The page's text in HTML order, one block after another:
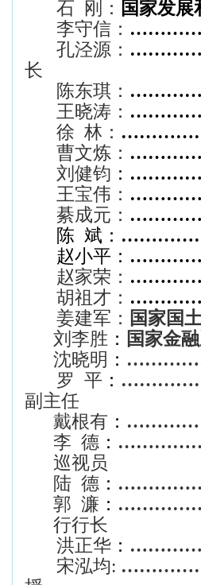
石 刚： 国家发
李守信：
孔泾源：
长
陈东琪：
王晓涛：
徐 林：
曹文炼：
刘健钧 ：
王宝伟：
綦成元 ：
陈 斌：
赵小平：
赵家荣：
胡祖才：
姜建军： 国家国
刘李胜 ： 国家金
沈晓明 ：
罗 平 ：
副主任
戴根有 ：
李 德：
巡视员
陆 德：
郭 濂 ：
行行长
洪正华：
宋泓均: